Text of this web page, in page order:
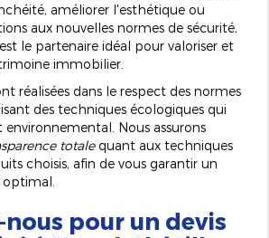
améliorer l'esthétique ou
aux nouvelles normes de sécurité,
le partenaire idéal pour valoriser et
immobilier.
réalisées dans le respect des normes
des techniques écologiques qui
Nous assurons
totalequant aux techniques
choisis, afin de vous garantir un
pour un devis